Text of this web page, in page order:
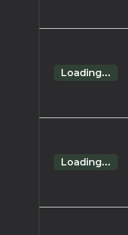
Loading...
Loading...